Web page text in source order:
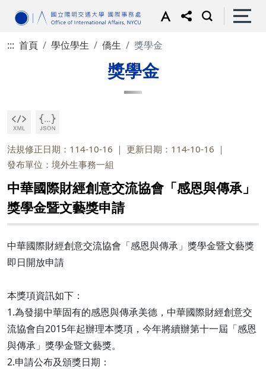
::: 首頁 學位學生 僑生 獎學金
獎學金
法規修正日期：114-10-16
更新日期：114-10-16
發布單位：境外生事務一組
中華國際財經創意交流協會「感恩與傳承」
獎學金暨文藝獎申請
中華國際財經創意交流協會「感恩與傳承」獎學金暨文藝獎
即日開放申請
本獎項資訊如下：
1.為發揚中華固有的感恩與傳承美德，中華國際財經創意交
流協會自2015年起辦理本獎項，今年將續辦第十一屆「感恩
與傳承」獎學金暨文藝獎。
2.申請公布及頒獎日期：